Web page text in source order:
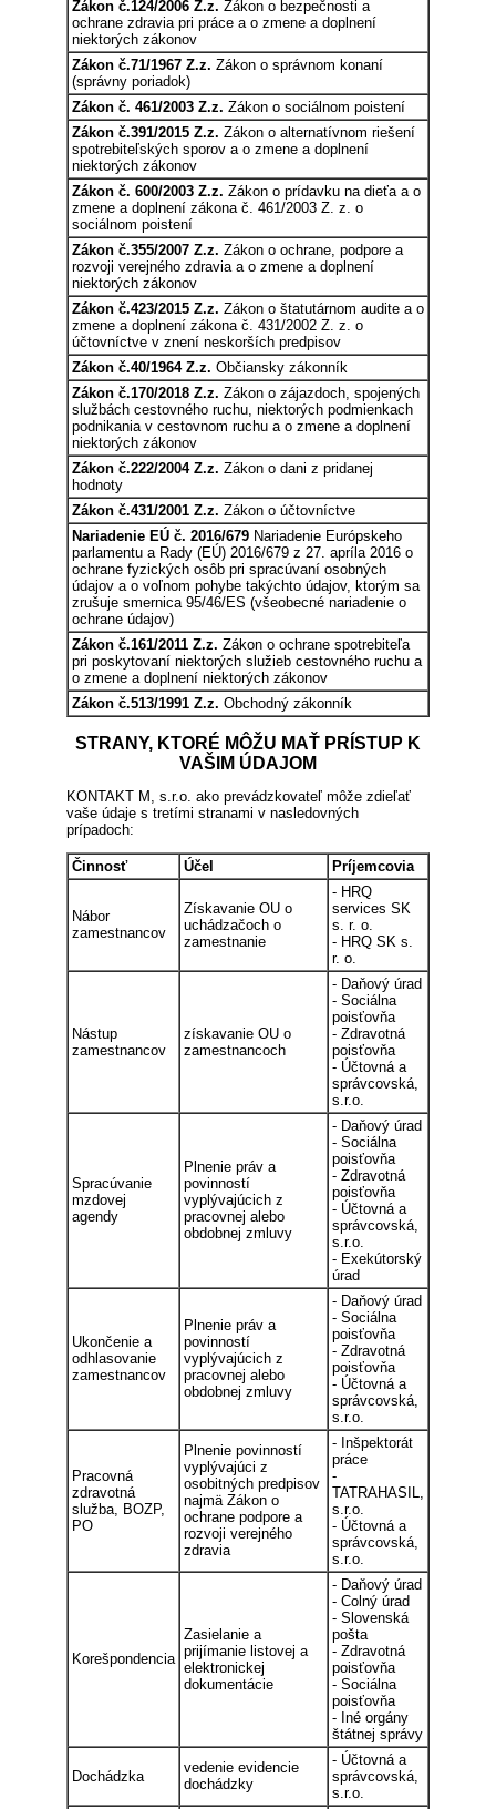
Zákon č.124/2006 Z.z. Zákon o bezpečnosti a
ochrane zdravia pri práce a o zmene a doplnení
niektorých zákonov
Zákon č.71/1967 Z.z. Zákon o správnom konaní
(správny poriadok)
Zákon č. 461/2003 Z.z. Zákon o sociálnom poistení
Zákon č.391/2015 Z.z. Zákon o alternatívnom riešení
spotrebiteľských sporov a o zmene a doplnení
niektorých zákonov
Zákon č. 600/2003 Z.z. Zákon o prídavku na dieťa a o
zmene a doplnení zákona č. 461/2003 Z. z. o
sociálnom poistení
Zákon č.355/2007 Z.z. Zákon o ochrane, podpore a
rozvoji verejného zdravia a o zmene a doplnení
niektorých zákonov
Zákon č.423/2015 Z.z. Zákon o štatutárnom audite a o
zmene a doplnení zákona č. 431/2002 Z. z. o
účtovníctve v znení neskorších predpisov
Zákon č.40/1964 Z.z. Občiansky zákonník
Zákon č.170/2018 Z.z. Zákon o zájazdoch, spojených
službách cestovného ruchu, niektorých podmienkach
podnikania v cestovnom ruchu a o zmene a doplnení
niektorých zákonov
Zákon č.222/2004 Z.z. Zákon o dani z pridanej
hodnoty
Zákon č.431/2001 Z.z. Zákon o účtovníctve
Nariadenie EÚ č. 2016/679 Nariadenie Európskeho
parlamentu a Rady (EÚ) 2016/679 z 27. apríla 2016 o
ochrane fyzických osôb pri spracúvaní osobných
údajov a o voľnom pohybe takýchto údajov, ktorým sa
zrušuje smernica 95/46/ES (všeobecné nariadenie o
ochrane údajov)
Zákon č.161/2011 Z.z. Zákon o ochrane spotrebiteľa
pri poskytovaní niektorých služieb cestovného ruchu a
o zmene a doplnení niektorých zákonov
Zákon č.513/1991 Z.z. Obchodný zákonník
STRANY, KTORÉ MÔŽU MAŤ PRÍSTUP K
VAŠIM ÚDAJOM
KONTAKT M, s.r.o. ako prevádzkovateľ môže zdieľať
vaše údaje s tretími stranami v nasledovných
prípadoch:
Činnosť Účel Príjemcovia
Nábor
zamestnancov
Získavanie OU o
uchádzačoch o
zamestnanie
- HRQ
services SK
s. r. o.
- HRQ SK s.
r. o.
Nástup
zamestnancov
získavanie OU o
zamestnancoch
- Daňový úrad
- Sociálna
poisťovňa
- Zdravotná
poisťovňa
- Účtovná a
správcovská,
s.r.o.
Spracúvanie
mzdovej
agendy
Plnenie práv a
povinností
vyplývajúcich z
pracovnej alebo
obdobnej zmluvy
- Daňový úrad
- Sociálna
poisťovňa
- Zdravotná
poisťovňa
- Účtovná a
správcovská,
s.r.o.
- Exekútorský
úrad
Ukončenie a
odhlasovanie
zamestnancov
Plnenie práv a
povinností
vyplývajúcich z
pracovnej alebo
obdobnej zmluvy
- Daňový úrad
- Sociálna
poisťovňa
- Zdravotná
poisťovňa
- Účtovná a
správcovská,
s.r.o.
Pracovná
zdravotná
služba, BOZP,
PO
Plnenie povinností
vyplývajúci z
osobitných predpisov
najmä Zákon o
ochrane podpore a
rozvoji verejného
zdravia
- Inšpektorát
práce
-
TATRAHASIL,
s.r.o.
- Účtovná a
správcovská,
s.r.o.
Korešpondencia
Zasielanie a
prijímanie listovej a
elektronickej
dokumentácie
- Daňový úrad
- Colný úrad
- Slovenská
pošta
- Zdravotná
poisťovňa
- Sociálna
poisťovňa
- Iné orgány
štátnej správy
Dochádzka
vedenie evidencie
dochádzky
- Účtovná a
správcovská,
s.r.o.